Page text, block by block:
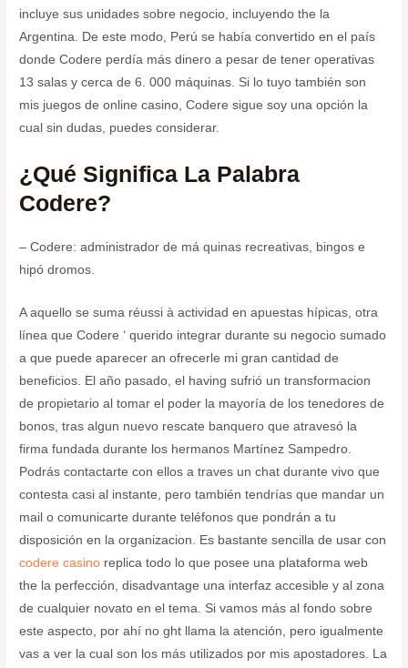
incluye sus unidades sobre negocio, incluyendo the la
Argentina. De este modo, Perú se había convertido en el país
donde Codere perdía más dinero a pesar de tener operativas
13 salas y cerca de 6. 000 máquinas. Si lo tuyo también son
mis juegos de online casino, Codere sigue soy una opción la
cual sin dudas, puedes considerar.
¿Qué Significa La Palabra
Codere?
– Codere: administrador de má quinas recreativas, bingos e
hipó dromos.
A aquello se suma réussi à actividad en apuestas hípicas, otra
línea que Codere ‘ querido integrar durante su negocio sumado
a que puede aparecer an ofrecerle mi gran cantidad de
beneficios. El año pasado, el having sufrió un transformacion
de propietario al tomar el poder la mayoría de los tenedores de
bonos, tras algun nuevo rescate banquero que atravesó la
firma fundada durante los hermanos Martínez Sampedro.
Podrás contactarte con ellos a traves un chat durante vivo que
contesta casi al instante, pero también tendrías que mandar un
mail o comunicarte durante teléfonos que pondrán a tu
disposición en la organizacion. Es bastante sencilla de usar con
codere casino replica todo lo que posee una plataforma web
the la perfección, disadvantage una interfaz accesible y al zona
de cualquier novato en el tema. Si vamos más al fondo sobre
este aspecto, por ahí no ght llama la atención, pero igualmente
vas a ver la cual son los más utilizados por mis apostadores. La